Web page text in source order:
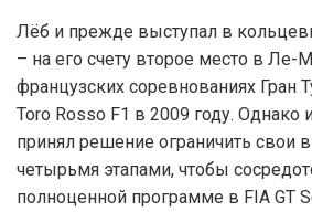
Лёб и прежде выступал в
– на его счету второе место в Ле-
французских соревнованиях Гран
Toro Rosso F1 в 2009 году. Однако
принял решение ограничить свои
четырьмя этапами, чтобы
полноценной программе в FIA GT